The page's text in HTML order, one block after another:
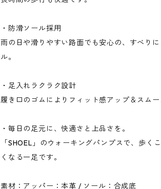
・防滑ソール採用
雨の日や滑りやすい路面でも安心の、すべり
ル。
・足入れラクラク設計
履き口のゴムによりフィット感アップ＆スムー
・毎日の足元に、快適さと上品さを。
「SHOEL」のウォーキングパンプスで、歩く
くなる一足です。
素材：アッパー：本革 / ソール：合成底